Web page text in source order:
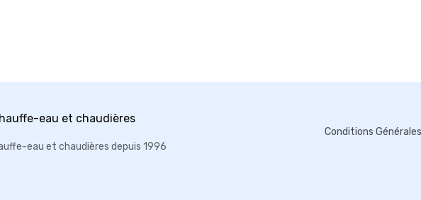
eau et chaudières depuis 1996
Conditions